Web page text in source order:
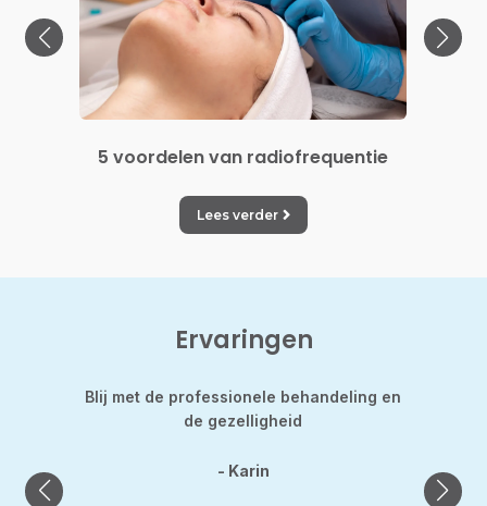
5 voordelen van radiofrequentie
Lees verder
Ervaringen
Blij met de professionele behandeling en
de gezelligheid
- Karin